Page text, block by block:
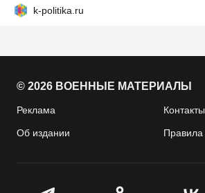
k-politika.ru
© 2026 ВОЕННЫЕ МАТЕРИАЛЫ
Реклама Контакты
Об издании Правила